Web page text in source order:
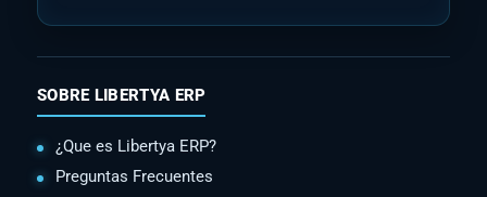
SOBRE LIBERTYA ERP
¿Que es Libertya ERP?
Preguntas Frecuentes